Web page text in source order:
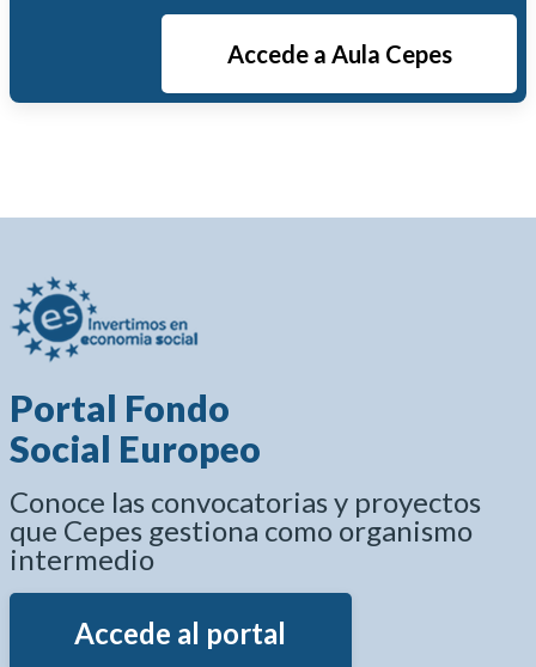
Accede a Aula Cepes
Portal Fondo
Social Europeo
Conoce las convocatorias y proyectos
que Cepes gestiona como organismo
intermedio
Accede al portal